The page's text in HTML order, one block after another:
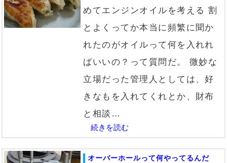
めてエンジンオイルを考える 割
とよくってか本当に頻繁に聞か
れたのがオイルって何を入れれ
ばいいの？って質問だ。 微妙な
立場だった管理人としては、好
きなもを入れてくれとか、財布
と相談…
続きを読む
オーバーホールって何やってるんだ